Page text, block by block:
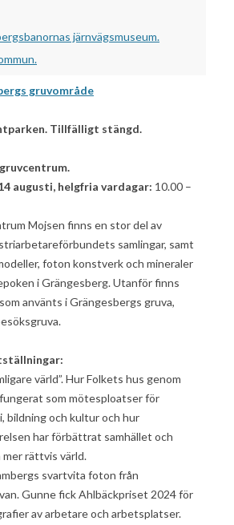
järnvägsmuseum.
gruvområde
Tillfälligt stängd.
augusti, helgfria vardagar: 10.00 –
Mojsen finns en stor del av
samlingar, samt
foton konstverk och mineraler
i Grängesberg. Utanför finns
använts i Grängesbergs gruva,
värld”. Hur Folkets hus genom
som mötesploatser för
bildning och kultur och hur
har förbättrat samhället och
mer rättvis värld.
svartvita foton från
Gunne fick Ahlbäckpriset 2024 för
av arbetare och arbetsplatser.